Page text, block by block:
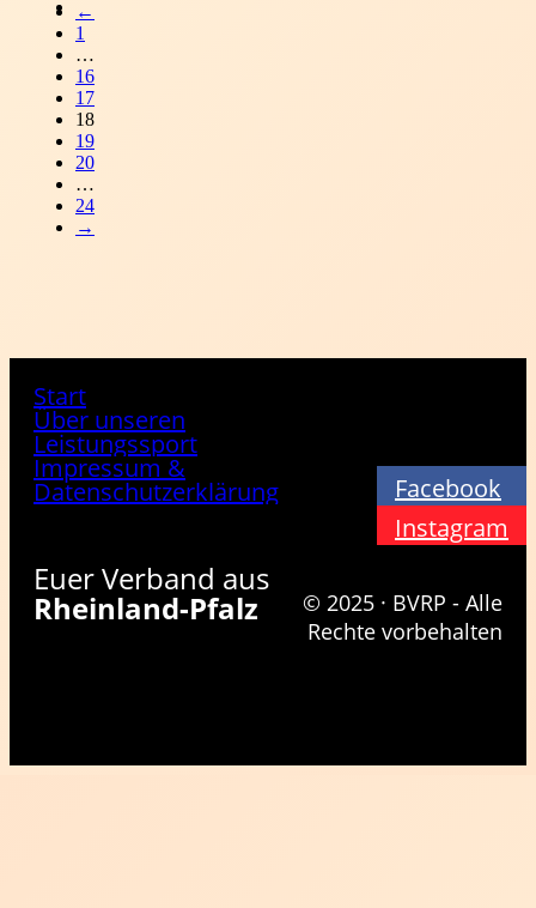
←
1
…
16
17
18
19
20
…
24
→
Start
Über unseren
Leistungssport
Impressum &
Datenschutzerklärung
Facebook
Instagram
Euer Verband aus
Rheinland-Pfalz
© 2025 · BVRP - Alle
Rechte vorbehalten